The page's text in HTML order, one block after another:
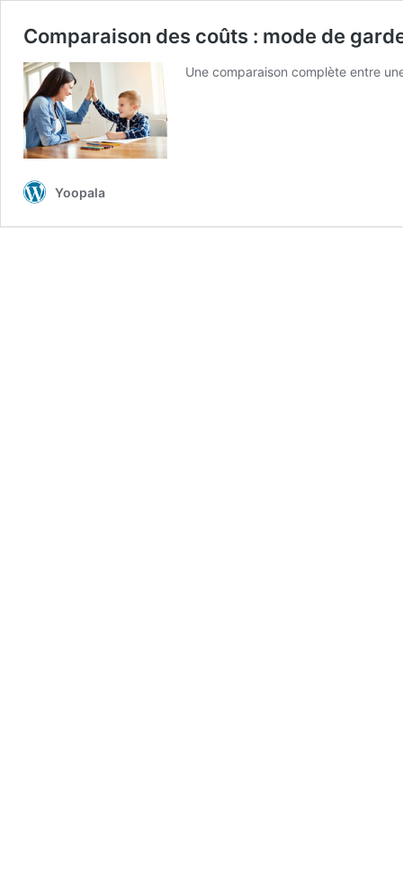
Comparaison des coûts : mode de
Une comparaison complète entre
Yoopala